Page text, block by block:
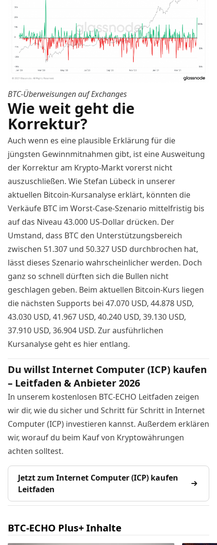
BTC-Überweisungen auf Exchanges
Wie weit geht die
Korrektur?
Auch wenn es eine plausible Erklärung für die
jüngsten Gewinnmitnahmen gibt, ist eine Ausweitung
der Korrektur am Krypto-Markt vorerst nicht
auszuschließen. Wie Stefan Lübeck in unserer
aktuellen Bitcoin-Kursanalyse erklärt, könnten die
Verkäufe BTC im Worst-Case-Szenario mittelfristig bis
auf das Niveau 43.000 US-Dollar drücken. Der
Umstand, dass BTC den Unterstützungsbereich
zwischen 51.307 und 50.327 USD durchbrochen hat,
lässt dieses Szenario wahrscheinlicher werden. Doch
ganz so schnell dürften sich die Bullen nicht
geschlagen geben. Beim aktuellen Bitcoin-Kurs liegen
die nächsten Supports bei 47.070 USD, 44.878 USD,
43.030 USD, 41.967 USD, 40.240 USD, 39.130 USD,
37.910 USD, 36.904 USD. Zur ausführlichen
Kursanalyse geht es hier entlang.
Du willst Internet Computer (ICP) kaufen
– Leitfaden & Anbieter 2026
In unserem kostenlosen BTC-ECHO Leitfaden zeigen
wir dir, wie du sicher und Schritt für Schritt in Internet
Computer (ICP) investieren kannst. Außerdem erklären
wir, worauf du beim Kauf von Kryptowährungen
achten solltest.
Jetzt zum Internet Computer (ICP) kaufen
Leitfaden
BTC-ECHO Plus+ Inhalte